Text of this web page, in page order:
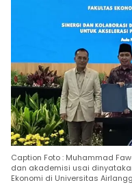
Caption Foto : Muhammad
dan akademisi usai
Ekonomi di Universitas